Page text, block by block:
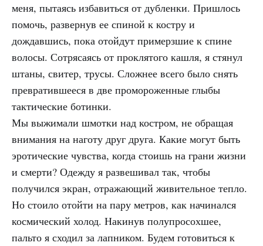
меня, пытаясь избавиться от дубленки. Пришлось
помочь, развернув ее спиной к костру и
дождавшись, пока отойдут примерзшие к спине
волосы. Сотрясаясь от проклятого кашля, я стянул
штаны, свитер, трусы. Сложнее всего было снять
превратившееся в две промороженные глыбы
тактические ботинки.
Мы выжимали шмотки над костром, не обращая
внимания на наготу друг друга. Какие могут быть
эротические чувства, когда стоишь на грани жизни
и смерти? Одежду я развешивал так, чтобы
получился экран, отражающий живительное тепло.
Но стоило отойти на пару метров, как начинался
космический холод. Накинув полупросохшее,
пальто я сходил за лапником. Будем готовиться к